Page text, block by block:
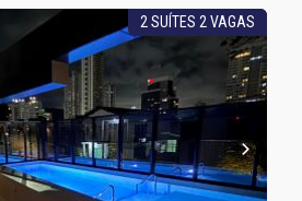
2 SUÍTES 2 VAGAS